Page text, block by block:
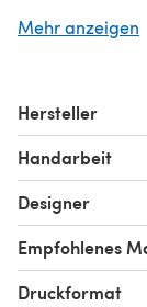
stitches (sc,
Pattern comes
4T and 5T
Mehr anzeigen
Hersteller
Handarbeit
Designer
Empfohlenes
Druckformat